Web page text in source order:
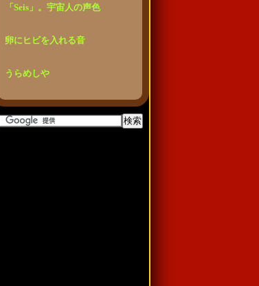
「Seis」。宇宙人の声色
卵にヒビを入れる音
うらめしや